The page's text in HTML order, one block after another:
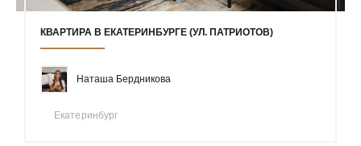
КВАРТИРА В ЕКАТЕРИНБУРГЕ (УЛ. ПАТРИОТОВ)
Наташа Бердникова
Екатеринбург